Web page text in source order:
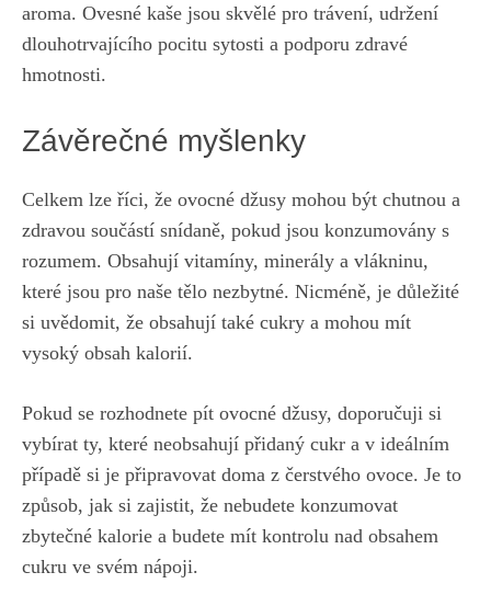
aroma. Ovesné kaše jsou skvělé pro trávení, udržení
dlouhotrvajícího pocitu sytosti ​a podporu zdravé
hmotnosti.
Závěrečné myšlenky
Celkem lze říci, že⁤ ovocné džusy mohou ⁢být chutnou a
zdravou součástí snídaně, pokud‍ jsou konzumovány‍ s
rozumem. Obsahují vitamíny, minerály a⁤ vlákninu,​
které jsou pro​ naše tělo nezbytné. Nicméně, je důležité
si​ uvědomit, že obsahují také ‍cukry a mohou mít
vysoký obsah kalorií.
Pokud se rozhodnete pít ⁣ovocné džusy, doporučuji si
vybírat ty,⁣ které ​neobsahují přidaný‍ cukr a v ideálním
případě⁢ si je⁣ připravovat doma z ⁢čerstvého ovoce. Je to
⁣způsob,⁤ jak si zajistit, že nebudete konzumovat
zbytečné kalorie a budete mít kontrolu nad obsahem
‍cukru ve svém nápoji.